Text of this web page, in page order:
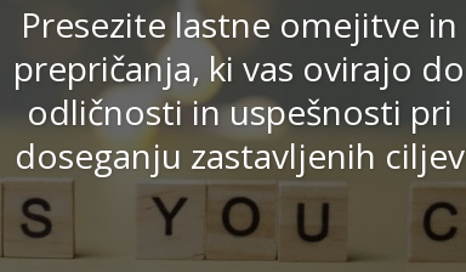
Presezite lastne omejitve in
prepričanja, ki vas ovirajo do
odličnosti in uspešnosti pri
doseganju zastavljenih ciljev